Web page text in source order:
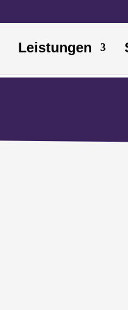
Leistungen